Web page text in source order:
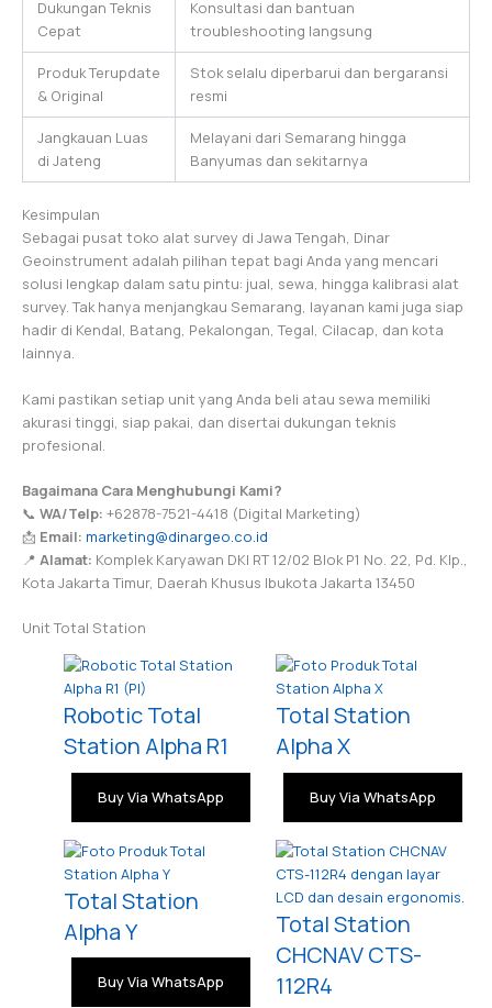
Dukungan Teknis
Cepat
Konsultasi dan bantuan
troubleshooting langsung
Produk Terupdate
& Original
Stok selalu diperbarui dan bergaransi
resmi
Jangkauan Luas
di Jateng
Melayani dari Semarang hingga
Banyumas dan sekitarnya
Kesimpulan
Sebagai pusat toko alat survey di Jawa Tengah, Dinar
Geoinstrument adalah pilihan tepat bagi Anda yang mencari
solusi lengkap dalam satu pintu: jual, sewa, hingga kalibrasi alat
survey. Tak hanya menjangkau Semarang, layanan kami juga siap
hadir di Kendal, Batang, Pekalongan, Tegal, Cilacap, dan kota
lainnya.
Kami pastikan setiap unit yang Anda beli atau sewa memiliki
akurasi tinggi, siap pakai, dan disertai dukungan teknis
profesional.
Bagaimana Cara Menghubungi Kami?
📞 WA/Telp: +62878-7521-4418 (Digital Marketing)
📩 Email: marketing@dinargeo.co.id
📍 Alamat: Komplek Karyawan DKI RT 12/02 Blok P1 No. 22, Pd. Klp.,
Kota Jakarta Timur, Daerah Khusus Ibukota Jakarta 13450
Unit Total Station
Robotic Total
Station Alpha R1
Buy Via WhatsApp
Total Station
Alpha X
Buy Via WhatsApp
Total Station
Alpha Y
Buy Via WhatsApp
Total Station
CHCNAV CTS-
112R4